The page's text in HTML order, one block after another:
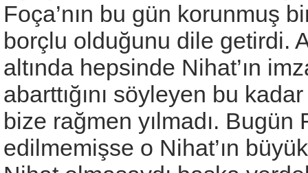
Foça’nın bu gün korunmuş
borçlu olduğunu dile getirdi.
altında hepsinde Nihat’ın
abarttığını söyleyen bu
bize rağmen yılmadı.
edilmemişse o Nihat’ın